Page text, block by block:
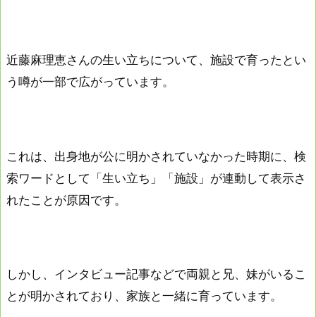
近藤麻理恵さんの生い立ちについて、施設で育ったとい
う噂が一部で広がっています。
これは、出身地が公に明かされていなかった時期に、検
索ワードとして「生い立ち」「施設」が連動して表示さ
れたことが原因です。
しかし、インタビュー記事などで両親と兄、妹がいるこ
とが明かされており、家族と一緒に育っています。